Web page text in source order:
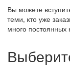
Вы можете
теми, кто уже
много постоянных